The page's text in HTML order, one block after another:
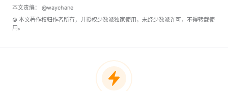
本文责编： @waychane
© 本文著作权归作者所有，并授权少数派独家使用，未经少数派许可，不得转载使
用。